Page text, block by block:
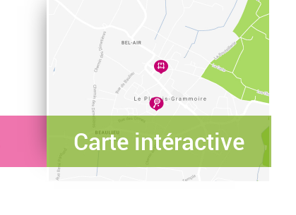
Carte intéractive